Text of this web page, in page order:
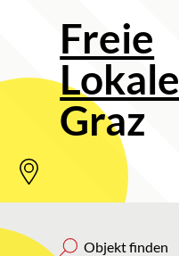
Freie
Lokale
Graz
Objekt finden